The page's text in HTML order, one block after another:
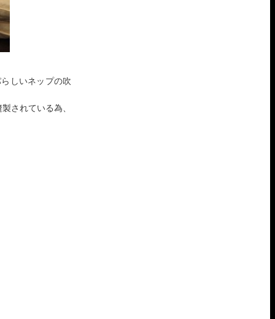
しいネップの吹
されている為、